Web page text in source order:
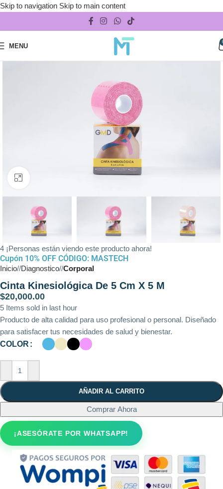
Skip to navigation Skip to main content
MENU
4 ¡Personas están viendo este producto ahora!
Cupón 10% OFF CÓDIGO: MASTECH
Inicio/ Diagnostico/ Corporal
Cinta Kinesiológica De 5 Cm X 5 M
$20,000.00
5 Items sold in last hour
Producto de alta calidad para uso profesional o personal. Diseñado
para satisfacer tus necesidades de salud y bienestar.
COLOR
AÑADIR AL CARRITO
Comprar Ahora
¡ASESÓRATE POR WHATSAPP!